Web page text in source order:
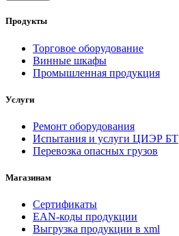
Продукты
Торговое оборудование
Винные шкафы
Промышленная продукция
Услуги
Ремонт оборудования
Испытания и услуги ЦИЭР БТ
Перевозка опасных грузов
Магазинам
Сертификаты
EAN-коды продукции
Выгрузка продукции в xml